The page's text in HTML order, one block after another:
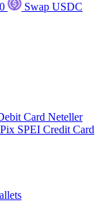
Swap USDC
Card Neteller
Pix SPEI Credit Card